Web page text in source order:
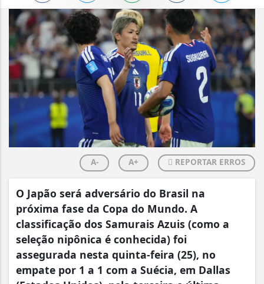
A- A+ REPORTAR ERROS
O Japão será adversário do Brasil na
próxima fase da Copa do Mundo. A
classificação dos Samurais Azuis (como a
seleção nipônica é conhecida) foi
assegurada nesta quinta-feira (25), no
empate por 1 a 1 com a Suécia, em Dallas